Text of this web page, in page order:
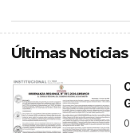
Últimas Noticias